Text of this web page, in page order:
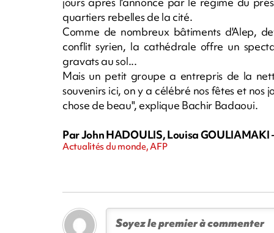
quartiers rebelles de la cité.
Comme de nombreux bâtiments d'Alep,
conflit syrien, la cathédrale offre un
gravats au sol...
Mais un petit groupe a entrepris de la
souvenirs ici, on y a célébré nos fêtes et
chose de beau", explique Bachir Badaoui.
Par John HADOULIS, Louisa GOULIAMAKI
Actualités du monde, AFP